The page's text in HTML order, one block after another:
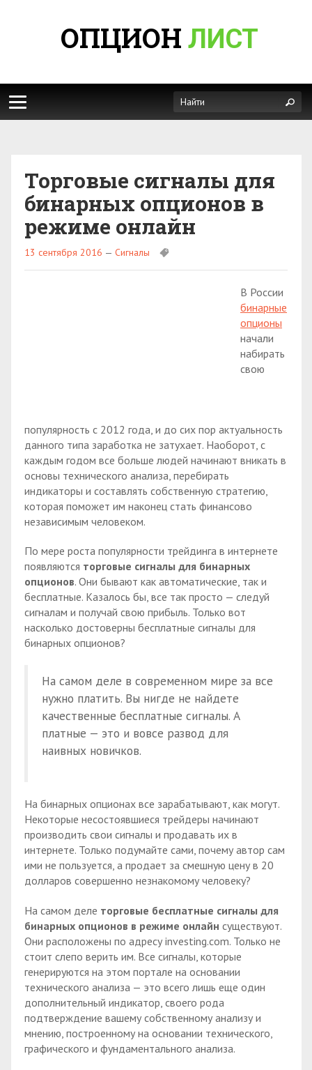
ОПЦИОН ЛИСТ
Торговые сигналы для
бинарных опционов в
режиме онлайн
13 сентября 2016 — Сигналы
В России
бинарные
опционы
начали
набирать
свою
популярность с 2012 года, и до сих пор актуальность
данного типа заработка не затухает. Наоборот, с
каждым годом все больше людей начинают вникать в
основы технического анализа, перебирать
индикаторы и составлять собственную стратегию,
которая поможет им наконец стать финансово
независимым человеком.
По мере роста популярности трейдинга в интернете
появляются торговые сигналы для бинарных
опционов. Они бывают как автоматические, так и
бесплатные. Казалось бы, все так просто — следуй
сигналам и получай свою прибыль. Только вот
насколько достоверны бесплатные сигналы для
бинарных опционов?
На самом деле в современном мире за все
нужно платить. Вы нигде не найдете
качественные бесплатные сигналы. А
платные — это и вовсе развод для
наивных новичков.
На бинарных опционах все зарабатывают, как могут.
Некоторые несостоявшиеся трейдеры начинают
производить свои сигналы и продавать их в
интернете. Только подумайте сами, почему автор сам
ими не пользуется, а продает за смешную цену в 20
долларов совершенно незнакомому человеку?
На самом деле торговые бесплатные сигналы для
бинарных опционов в режиме онлайн существуют.
Они расположены по адресу investing.com. Только не
стоит слепо верить им. Все сигналы, которые
генерируются на этом портале на основании
технического анализа — это всего лишь еще один
дополнительный индикатор, своего рода
подтверждение вашему собственному анализу и
мнению, построенному на основании технического,
графического и фундаментального анализа.